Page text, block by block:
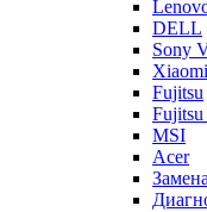
DELL
Sony
Xiaomi
Fujitsu
Fujitsu
MSI
Acer